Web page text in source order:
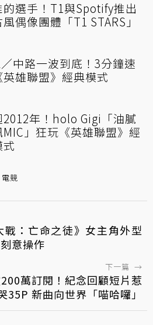
的選手！T1與Spotify推出
偶像團體「T1 STARS」
中路一波到底！3分鐘速
英雄聯盟》經典模式
2012年！holo Gigi「油膩
MIC」狂玩《英雄聯盟》經
電競
：亡命之徒》女主角外型
意操作
下一篇 →
萬訂閱！紀念回顧短片惹
35P 新曲向世界「喵哈囉」